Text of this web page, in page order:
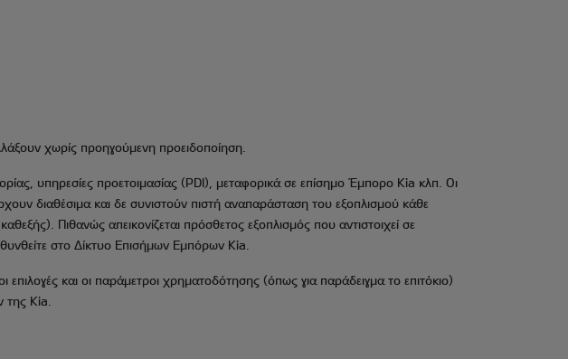
χωρίς προηγούμενη προειδοποίηση.
υπηρεσίες προετοιμασίας (PDI), μεταφορικά σε επίσημο Έμπορο Kia κλπ. Οι
διαθέσιμα και δε συνιστούν πιστή αναπαράσταση του εξοπλισμού κάθε
Πιθανώς απεικονίζεται πρόσθετος εξοπλισμός που αντιστοιχεί σε
στο Δίκτυο Επισήμων Εμπόρων Kia.
και οι παράμετροι χρηματοδότησης (όπως για παράδειγμα το επιτόκιο)
της Kia.